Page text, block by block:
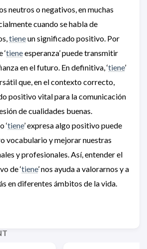
neutros o negativos, en muchas
cuando se habla de
tieneun significado positivo. Por
‘tieneesperanza’ puede transmitir
en el futuro. En definitiva, ‘tiene’
que, en el contexto correcto,
positivo vital para la comunicación
de cualidades buenas.
‘tiene’ expresa algo positivo puede
vocabulario y mejorar nuestras
y profesionales. Así, entender el
de ‘tiene’ nos ayuda a valorarnos y a
en diferentes ámbitos de la vida.